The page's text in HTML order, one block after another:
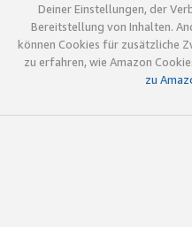
Deiner Einstellungen, der
Bereitstellung von Inhalten.
können Cookies für zusätzliche
zu erfahren, wie Amazon
zu